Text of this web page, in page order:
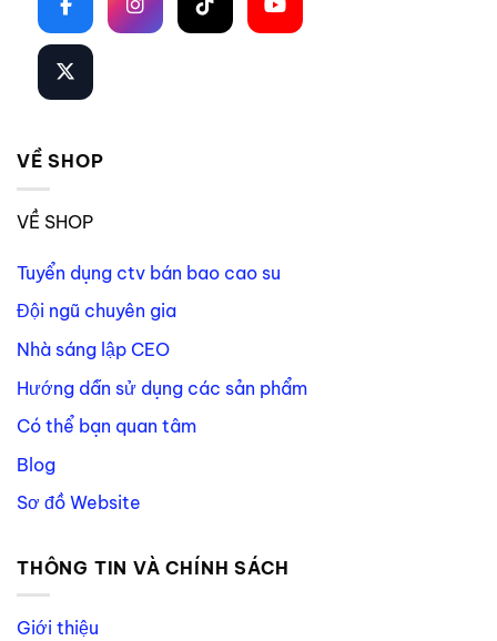
VỀ SHOP
VỀ SHOP
Tuyển dụng ctv bán bao cao su
Đội ngũ chuyên gia
Nhà sáng lập CEO
Hướng dẫn sử dụng các sản phẩm
Có thể bạn quan tâm
Blog
Sơ đồ Website
THÔNG TIN VÀ CHÍNH SÁCH
Giới thiệu